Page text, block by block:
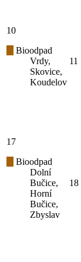
10
Bioodpad
Vrdy,
Skovice,
Koudelov
11
17
Bioodpad
Dolní
Bučice,
Horní
Bučice,
Zbyslav
18